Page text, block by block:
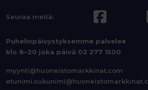
Seuraa meitä:
Puhelinpäivystyksemme palvelee
klo 8–20 joka päivä 02 277 1500
myynti@huoneistomarkkinat.com